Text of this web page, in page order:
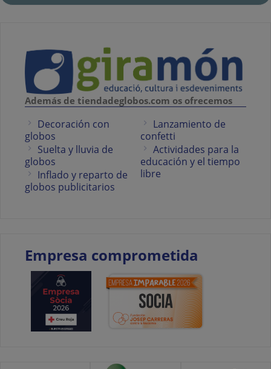
Además de tiendadeglobos.com os ofrecemos
Decoración con
globos
Suelta y lluvia de
globos
Inflado y reparto de
globos publicitarios
Lanzamiento de
confetti
Actividades para la
educación y el tiempo
libre
Empresa comprometida